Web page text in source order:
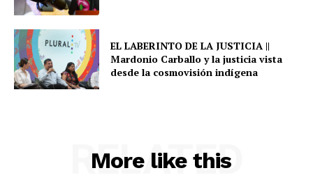
EL LABERINTO DE LA JUSTICIA ||
Mardonio Carballo y la justicia vista
desde la cosmovisión indígena
More like this
RELATED